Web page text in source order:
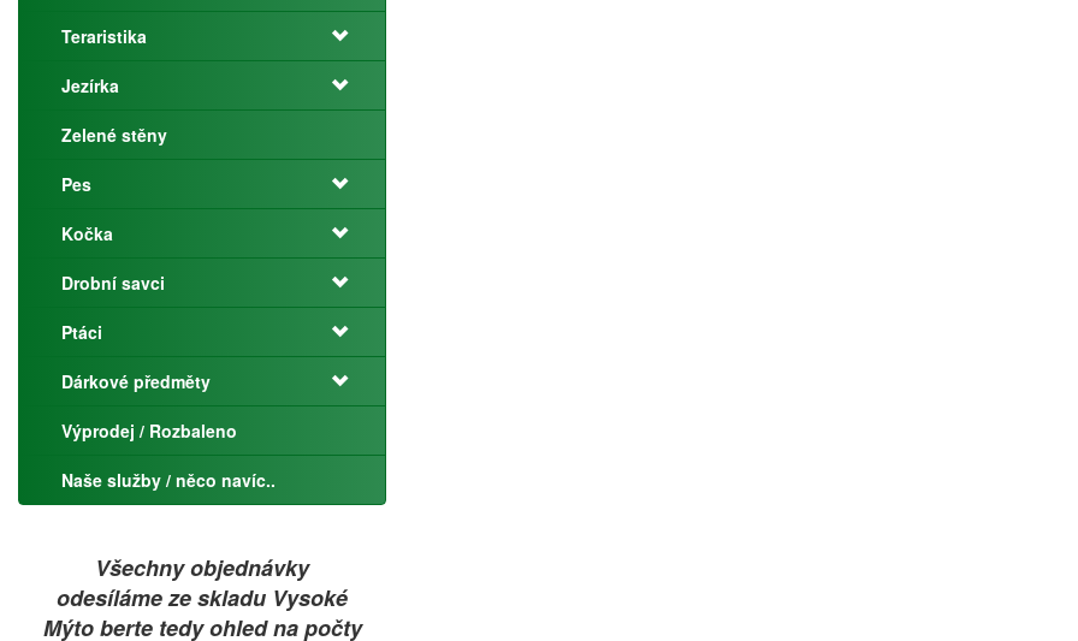
Teraristika
Jezírka
Zelené stěny
Pes
Kočka
Drobní savci
Ptáci
Dárkové předměty
Výprodej / Rozbaleno
Naše služby / něco navíc..
Všechny objednávky
odesíláme ze skladu Vysoké
Mýto berte tedy ohled na počty